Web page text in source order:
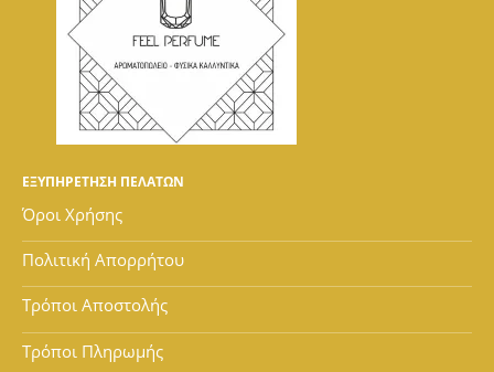
ΕΞΥΠΗΡΕΤΗΣΗ ΠΕΛΑΤΩΝ
Όροι Χρήσης
Πολιτική Απορρήτου
Τρόποι Αποστολής
Τρόποι Πληρωμής